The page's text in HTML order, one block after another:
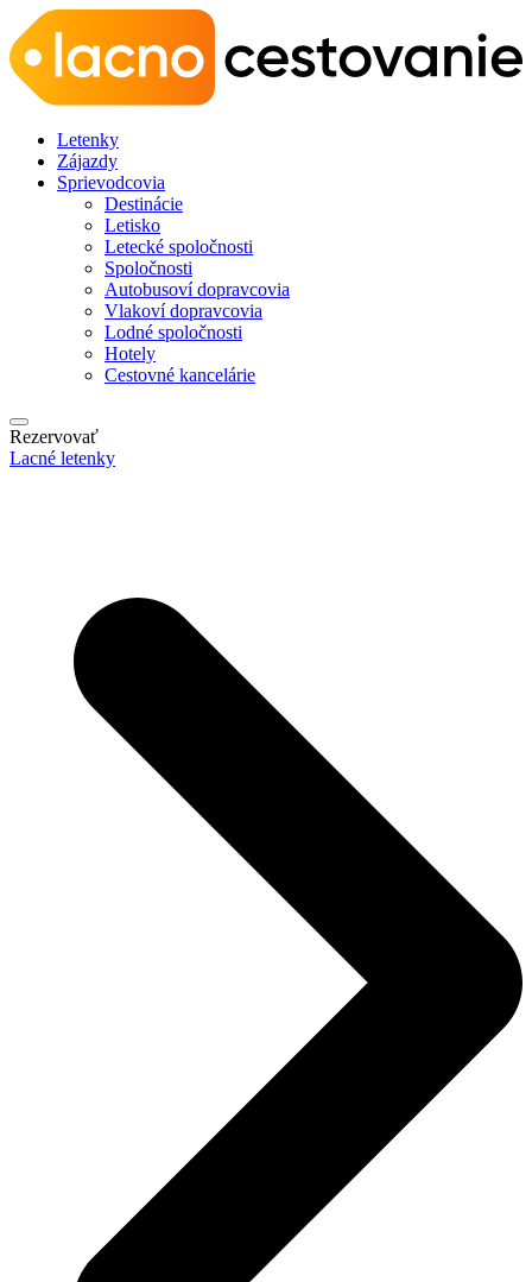
Letenky
Zájazdy
Sprievodcovia
Destinácie
Letisko
Letecké spoločnosti
Spoločnosti
Autobusoví dopravcovia
Vlakoví dopravcovia
Lodné spoločnosti
Hotely
Cestovné kancelárie
Rezervovať
Lacné letenky